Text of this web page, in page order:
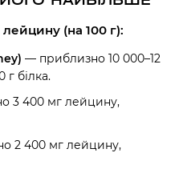
лейцину (на 100 г):
— приблизно 10 000–12
білка.
3 400 мг лейцину,
2 400 мг лейцину,